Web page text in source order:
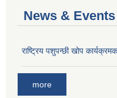
News &
राष्ट्रिय पशुपन्छी खोप
more